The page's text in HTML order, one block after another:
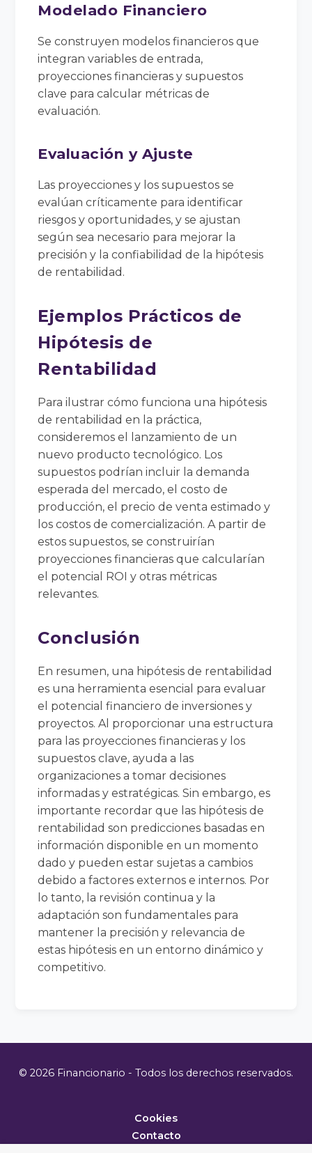
Modelado Financiero
Se construyen modelos financieros que
integran variables de entrada,
proyecciones financieras y supuestos
clave para calcular métricas de
evaluación.
Evaluación y Ajuste
Las proyecciones y los supuestos se
evalúan críticamente para identificar
riesgos y oportunidades, y se ajustan
según sea necesario para mejorar la
precisión y la confiabilidad de la hipótesis
de rentabilidad.
Ejemplos Prácticos de
Hipótesis de
Rentabilidad
Para ilustrar cómo funciona una hipótesis
de rentabilidad en la práctica,
consideremos el lanzamiento de un
nuevo producto tecnológico. Los
supuestos podrían incluir la demanda
esperada del mercado, el costo de
producción, el precio de venta estimado y
los costos de comercialización. A partir de
estos supuestos, se construirían
proyecciones financieras que calcularían
el potencial ROI y otras métricas
relevantes.
Conclusión
En resumen, una hipótesis de rentabilidad
es una herramienta esencial para evaluar
el potencial financiero de inversiones y
proyectos. Al proporcionar una estructura
para las proyecciones financieras y los
supuestos clave, ayuda a las
organizaciones a tomar decisiones
informadas y estratégicas. Sin embargo, es
importante recordar que las hipótesis de
rentabilidad son predicciones basadas en
información disponible en un momento
dado y pueden estar sujetas a cambios
debido a factores externos e internos. Por
lo tanto, la revisión continua y la
adaptación son fundamentales para
mantener la precisión y relevancia de
estas hipótesis en un entorno dinámico y
competitivo.
© 2026 Financionario - Todos los derechos reservados.
Cookies
Contacto